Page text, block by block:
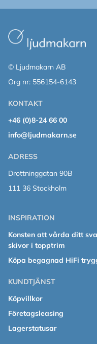
© Ljudmakarn AB
Org nr: 556154-6143
KONTAKT
+46 (0)8-24 66 00
info@ljudmakarn.se
ADRESS
Drottninggatan 90B
111 36 Stockholm
INSPIRATION
Konsten att vårda ditt
skivor i topptrim
Köpa begagnad HiFi
KUNDTJÄNST
Köpvillkor
Företagsleasing
Lagerstatusar